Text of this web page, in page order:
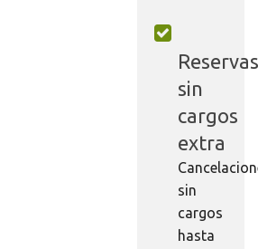
sin
cargos
extra
sin
cargos
hasta